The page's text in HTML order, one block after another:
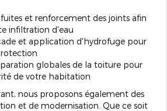
et renforcement des joints afin
infiltration d'eau
et application d'hydrofuge pour
globales de la toiture pour
de votre habitation
nous proposons également des
et de modernisation. Que ce soit